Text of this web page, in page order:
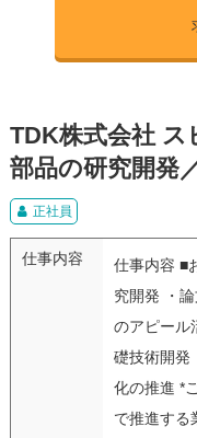
TDK株式会社
部品の研究開発
正社員
仕事内容
仕事内容 ■
究開発 ・
のアピール
礎技術開発
化の推進 *
で推進する